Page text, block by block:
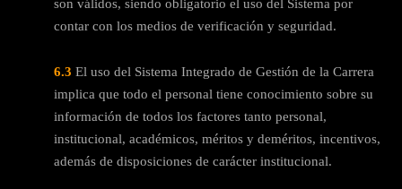
son válidos, siendo obligatorio el uso del Sistema por
contar con los medios de verificación y seguridad.
6.3 El uso del Sistema Integrado de Gestión de la Carrera
implica que todo el personal tiene conocimiento sobre su
información de todos los factores tanto personal,
institucional, académicos, méritos y deméritos, incentivos,
además de disposiciones de carácter institucional.